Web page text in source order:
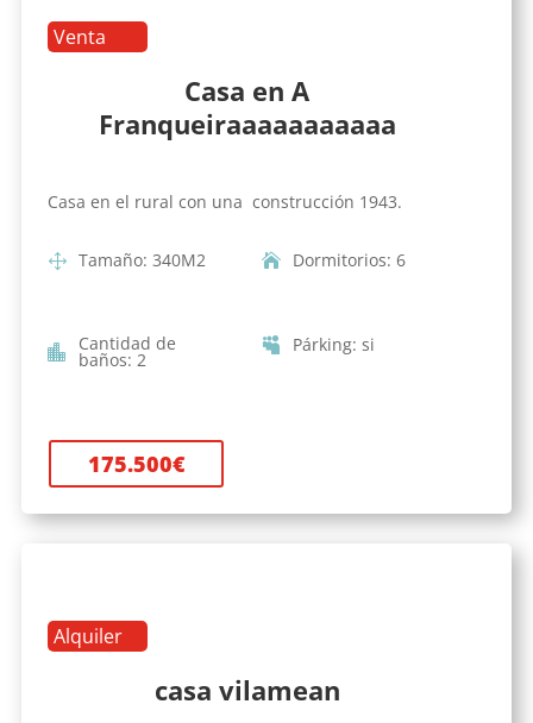
Venta
Casa en A
Franqueiraaaaaaaaaaa
Casa en el rural con una construcción 1943.
Tamaño: 340M2 Dormitorios: 6
Cantidad de
baños: 2
Párking: si
175.500€
Alquiler
casa vilamean